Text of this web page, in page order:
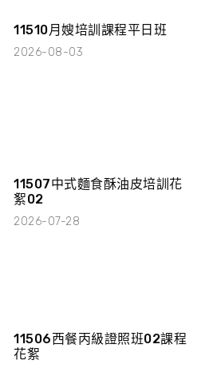
11510月嫂培訓課程平日班
2026-08-03
11507中式麵食酥油皮培訓花
絮02
2026-07-28
11506西餐丙級證照班02課程
花絮